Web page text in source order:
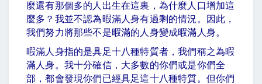
麼還有那個多的人出生在這裏，為什麼人口增加這
麼多？我並不認為暇滿人身有過剩的情況。因此，
我們努力將那些不是暇滿的人身變成暇滿人身。
暇滿人身指的是具足十八種特質者，我們稱之為暇
滿人身。我十分確信，大多數的你們或是你們全
部，都會發現你們已經具足這十八種特質。但你們